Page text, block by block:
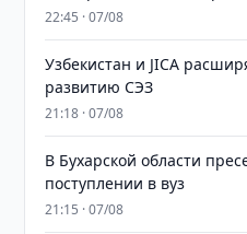
22:45 · 07/08
Узбекистан и JICA
развитию СЭЗ
21:18 · 07/08
В Бухарской области
поступлении в вуз
21:15 · 07/08